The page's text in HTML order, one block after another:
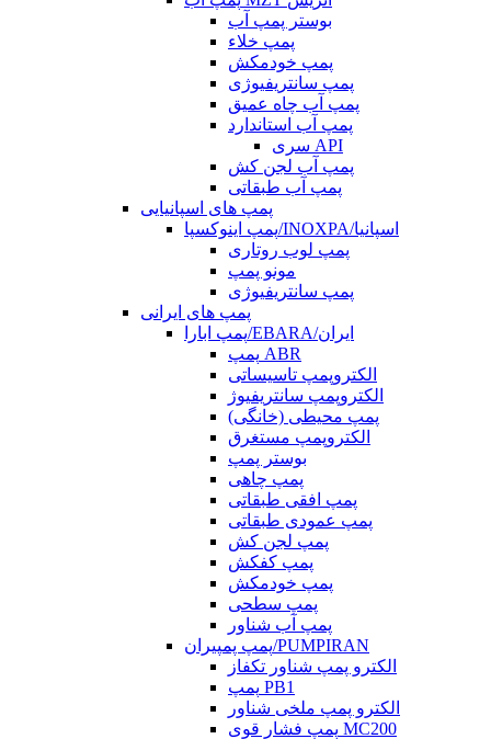
بوستر پمپ آب
پمپ خلاء
پمپ خودمکش
پمپ سانتریفیوژی
پمپ آب چاه عمیق
پمپ آب استاندارد
سری API
پمپ آب لجن کش
پمپ آب طبقاتی
پمپ های اسپانیایی
پمپ اینوکسپا/INOXPA/اسپانیا
پمپ لوب روتاری
مونو پمپ
پمپ سانتریفیوژی
پمپ های ایرانی
پمپ ابارا/EBARA/ایران
پمپ ABR
الکتروپمپ تاسیساتی
الکتروپمپ سانتریفیوژ
پمپ محیطی (خانگی)
الکتروپمپ مستغرق
بوستر پمپ
پمپ چاهی
پمپ افقی طبقاتی
پمپ عمودی طبقاتی
پمپ لجن کش
پمپ کفکش
پمپ خودمکش
پمپ سطحی
پمپ آب شناور
پمپ پمپیران/PUMPIRAN
الکترو پمپ شناور تکفاز
پمپ PB1
الکترو پمپ ملخی شناور
پمپ فشار قوی MC200